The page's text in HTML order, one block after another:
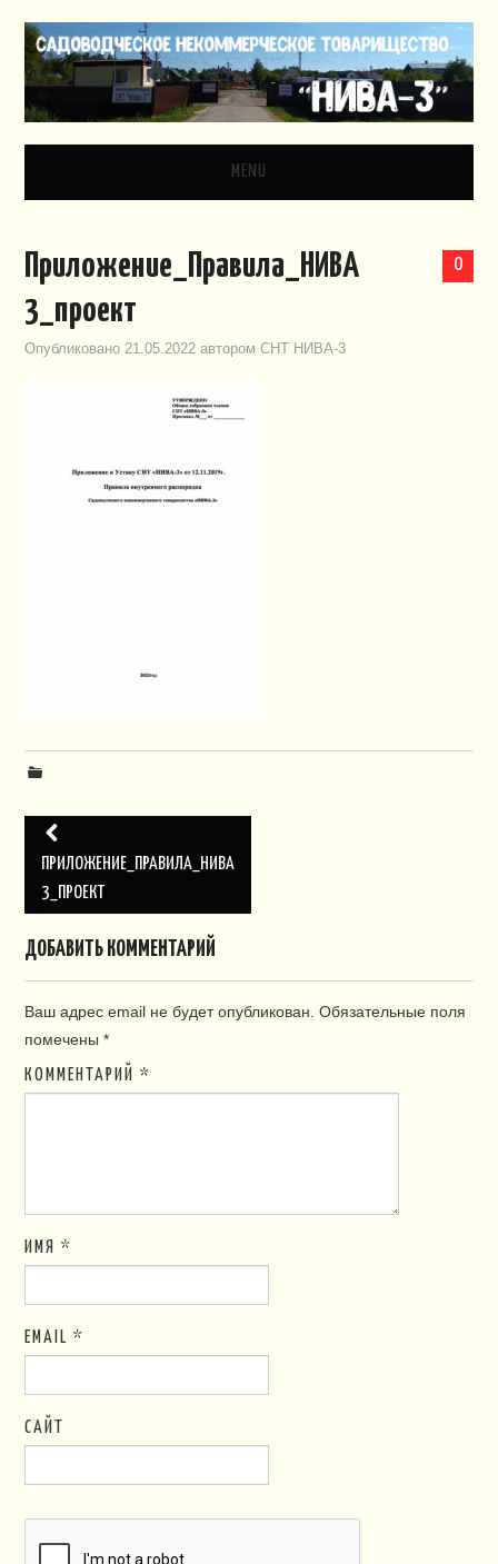
MENU
ДОКУМЕНТЫ
ЗАКОНОДАТЕЛЬСТВО
НАПИСАТЬ!
0
Приложение_Правила_НИВА
3_проект
Опубликовано21.05.2022 авторомСНТ НИВА-3
Навигация
по
записям
ПРИЛОЖЕНИЕ_ПРАВИЛА_НИВА
3_ПРОЕКТ
ДОБАВИТЬ КОММЕНТАРИЙ
Ваш адрес email не будет опубликован. Обязательные поля
помечены*
КОММЕНТАРИЙ*
ИМЯ*
EMAIL*
САЙТ